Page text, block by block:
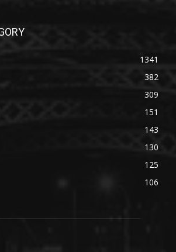
1341
382
309
151
143
130
125
106